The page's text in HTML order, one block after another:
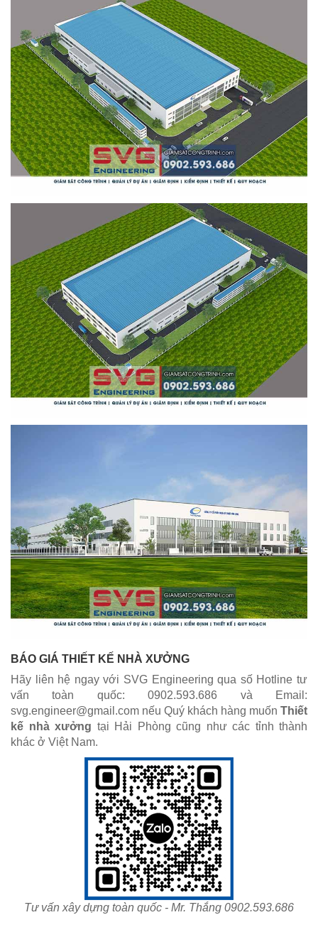
BÁO GIÁ THIẾT KẾ NHÀ XƯỞNG
Hãy liên hệ ngay với SVG Engineering qua số Hotline tư
vấn toàn quốc: 0902.593.686 và Email:
svg.engineer@gmail.com nếu Quý khách hàng muốn Thiết
kế nhà xưởng tại Hải Phòng cũng như các tỉnh thành
khác ở Việt Nam.
Tư vấn xây dựng toàn quốc - Mr. Thắng 0902.593.686